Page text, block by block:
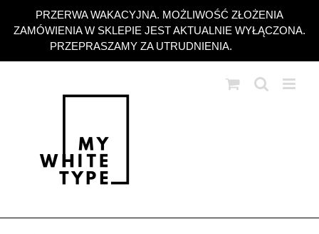
PRZERWA WAKACYJNA. MOŻLIWOŚĆ ZŁOŻENIA
ZAMÓWIENIA W SKLEPIE JEST AKTUALNIE WYŁĄCZONA.
PRZEPRASZAMY ZA UTRUDNIENIA.
zawartości